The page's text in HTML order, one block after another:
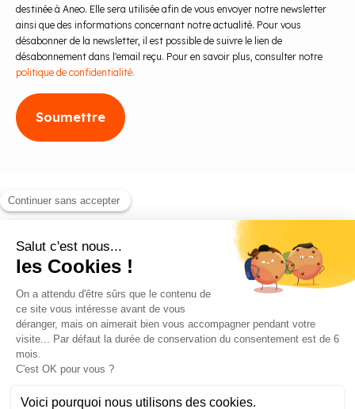
destinée à Aneo. Elle sera utilisée afin de vous envoyer notre newsletter
ainsi que des informations concernant notre actualité. Pour vous
désabonner de la newsletter, il est possible de suivre le lien de
désabonnement dans l'email reçu. Pour en savoir plus, consulter notre
politique de confidentialité.
Blog
Contact